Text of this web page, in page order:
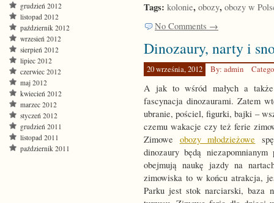
Tags: kolonie, obozy, obozy w
No Comments →
Dinozaury, narty i
20 września, 2012 By: admin
A jak to wśród małych a
fascynacja dinozaurami. Zatem
ubranie, pościel, figurki, bajki –
czemu wakacje czy też ferie
Zimowe obozy młodzieżowe
dinozaury będą
obejmują naukę jazdy na
zimowiska to w końcu atrakcja,
Parku jest stok narciarski, baza
grudzień 2012
listopad 2012
październik 2012
wrzesień 2012
sierpień 2012
lipiec 2012
czerwiec 2012
maj 2012
kwiecień 2012
marzec 2012
styczeń 2012
grudzień 2011
listopad 2011
październik 2011